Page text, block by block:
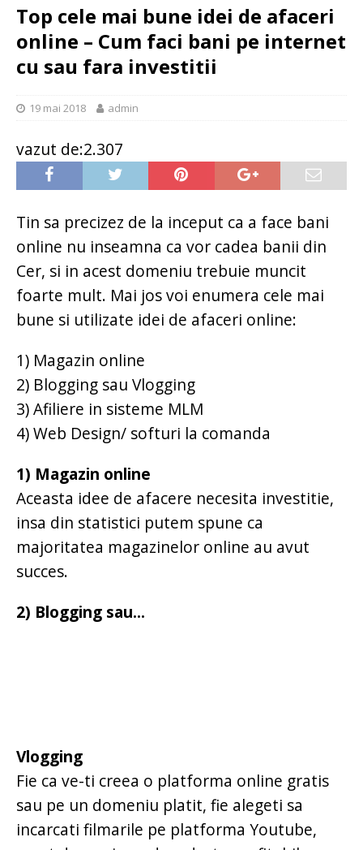
Top cele mai bune idei de afaceri
online – Cum faci bani pe internet
cu sau fara investitii
19 mai 2018 admin
vazut de:2.307
Tin sa precizez de la inceput ca a face bani
online nu inseamna ca vor cadea banii din
Cer, si in acest domeniu trebuie muncit
foarte mult. Mai jos voi enumera cele mai
bune si utilizate idei de afaceri online:
1) Magazin online
2) Blogging sau Vlogging
3) Afiliere in sisteme MLM
4) Web Design/ softuri la comanda
1) Magazin online
Aceasta idee de afacere necesita investitie,
insa din statistici putem spune ca
majoritatea magazinelor online au avut
succes.
2) Blogging sau...
Vlogging
Fie ca ve-ti creea o platforma online gratis
sau pe un domeniu platit, fie alegeti sa
incarcati filmarile pe platforma Youtube,